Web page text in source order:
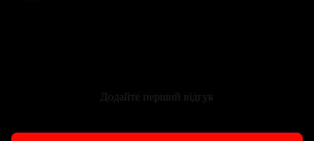
Додайте перший відгук